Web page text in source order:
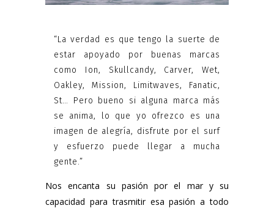
“La verdad es que tengo la suerte de
estar apoyado por buenas marcas
como Ion, Skullcandy, Carver, Wet,
Oakley, Mission, Limitwaves, Fanatic,
St… Pero bueno si alguna marca más
se anima, lo que yo ofrezco es una
imagen de alegría, disfrute por el surf
y esfuerzo puede llegar a mucha
gente.”
Nos encanta su pasión por el mar y su
capacidad para trasmitir esa pasión a todo